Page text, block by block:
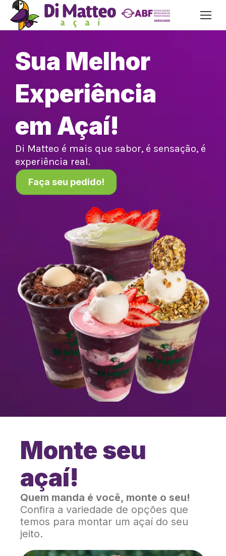
Sua Melhor
Experiência
em Açaí!
Di Matteo é mais que sabor, é sensação, é
experiência real.
Faça seu pedido!
Monte seu
açaí!
Quem manda é você, monte o seu!
Confira a variedade de opções que
temos para montar um açaí do seu
jeito.